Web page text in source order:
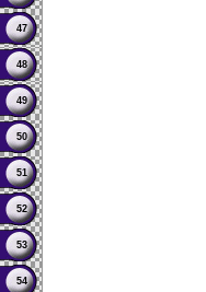
47
48
49
50
51
52
53
54